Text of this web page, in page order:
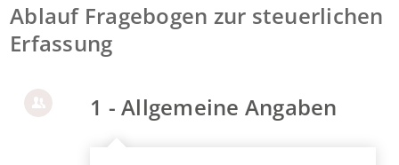
Ablauf Fragebogen zur steuerlichen
Erfassung
1 - Allgemeine Angaben